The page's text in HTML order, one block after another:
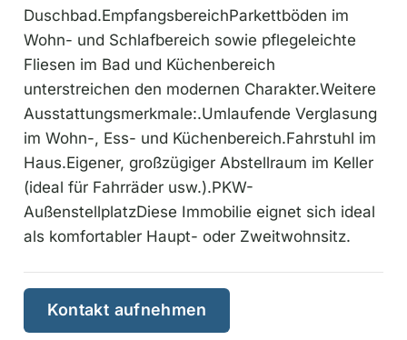
Duschbad.EmpfangsbereichParkettböden im
Wohn- und Schlafbereich sowie pflegeleichte
Fliesen im Bad und Küchenbereich
unterstreichen den modernen Charakter.Weitere
Ausstattungsmerkmale:.Umlaufende Verglasung
im Wohn-, Ess- und Küchenbereich.Fahrstuhl im
Haus.Eigener, großzügiger Abstellraum im Keller
(ideal für Fahrräder usw.).PKW-
AußenstellplatzDiese Immobilie eignet sich ideal
als komfortabler Haupt- oder Zweitwohnsitz.
Kontakt aufnehmen